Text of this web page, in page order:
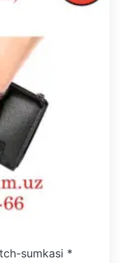
sumkasi *